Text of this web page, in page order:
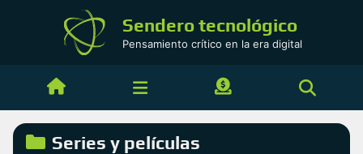
Sendero tecnológico
Pensamiento crítico en la era digital
Categorías
Series y películas